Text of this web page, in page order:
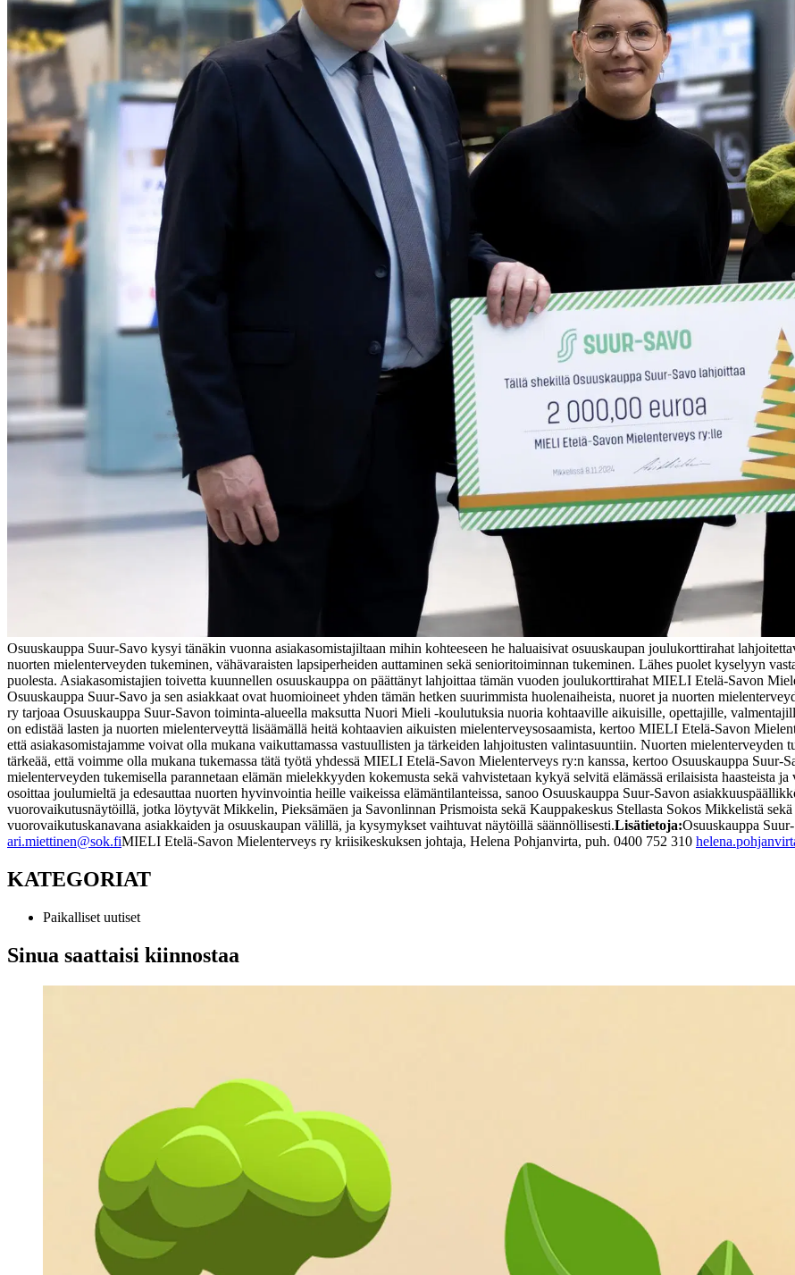
Osuuskauppa Suur-Savo kysyi tänäkin vuonna asiakasomistajiltaan mihin kohteeseen he haluaisivat osuuskaupan joulukorttirahat
nuorten mielenterveyden tukeminen, vähävaraisten lapsiperheiden auttaminen sekä senioritoiminnan tukeminen. Lähes puolet kyselyyn
puolesta. Asiakasomistajien toivetta kuunnellen osuuskauppa on päättänyt lahjoittaa tämän vuoden joulukorttirahat MIELI Etelä-Savon
Osuuskauppa Suur-Savo ja sen asiakkaat ovat huomioineet yhden tämän hetken suurimmista huolenaiheista, nuoret ja nuorten
ry tarjoaa Osuuskauppa Suur-Savon toiminta-alueella maksutta Nuori Mieli -koulutuksia nuoria kohtaaville aikuisille, opettajille,
on edistää lasten ja nuorten mielenterveyttä lisäämällä heitä kohtaavien aikuisten mielenterveysosaamista, kertoo MIELI Etelä-Savon
että asiakasomistajamme voivat olla mukana vaikuttamassa vastuullisten ja tärkeiden lahjoitusten valintasuuntiin. Nuorten
tärkeää, että voimme olla mukana tukemassa tätä työtä yhdessä MIELI Etelä-Savon Mielenterveys ry:n kanssa, kertoo Osuuskauppa Suur-
mielenterveyden tukemisella parannetaan elämän mielekkyyden kokemusta sekä vahvistetaan kykyä selvitä elämässä erilaisista haasteista
osoittaa joulumieltä ja edesauttaa nuorten hyvinvointia heille vaikeissa elämäntilanteissa, sanoo Osuuskauppa Suur-Savon
vuorovaikutusnäytöillä, jotka löytyvät Mikkelin, Pieksämäen ja Savonlinnan Prismoista sekä Kauppakeskus Stellasta Sokos Mikkelistä
vuorovaikutuskanavana asiakkaiden ja osuuskaupan välillä, ja kysymykset vaihtuvat näytöillä säännöllisesti.Lisätietoja:Osuuskauppa
ari.miettinen@sok.fiMIELI Etelä-Savon Mielenterveys ry kriisikeskuksen johtaja, Helena Pohjanvirta, puh. 0400 752 310
KATEGORIAT
Paikalliset uutiset
Sinua saattaisi kiinnostaa